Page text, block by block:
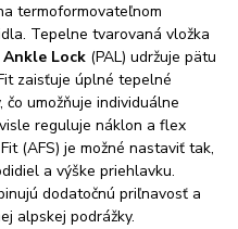
termoformovateľnom
Tepelne tvarovaná vložka
Ankle Lock (PAL) udržuje pätu
zaisťuje úplné tepelné
umožňuje individuálne
reguluje náklon a flex
(AFS) je možné nastaviť tak,
a výške priehlavku.
dodatočnú priľnavosť a
alpskej podrážky.